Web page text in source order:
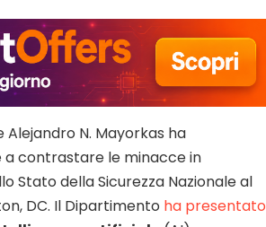
Alejandro N. Mayorkas ha
a contrastare le minacce in
Stato della Sicurezza Nazionale al
DC. Il Dipartimento ha presentato